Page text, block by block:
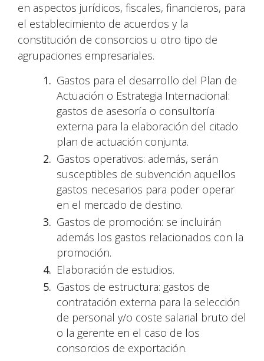
en aspectos jurídicos, fiscales, financieros, para
el establecimiento de acuerdos y la
constitución de consorcios u otro tipo de
agrupaciones empresariales.
Gastos para el desarrollo del Plan de
Actuación o Estrategia Internacional:
gastos de asesoría o consultoría
externa para la elaboración del citado
plan de actuación conjunta.
Gastos operativos: además, serán
susceptibles de subvención aquellos
gastos necesarios para poder operar
en el mercado de destino.
Gastos de promoción: se incluirán
además los gastos relacionados con la
promoción.
Elaboración de estudios.
Gastos de estructura: gastos de
contratación externa para la selección
de personal y/o coste salarial bruto del
o la gerente en el caso de los
consorcios de exportación.